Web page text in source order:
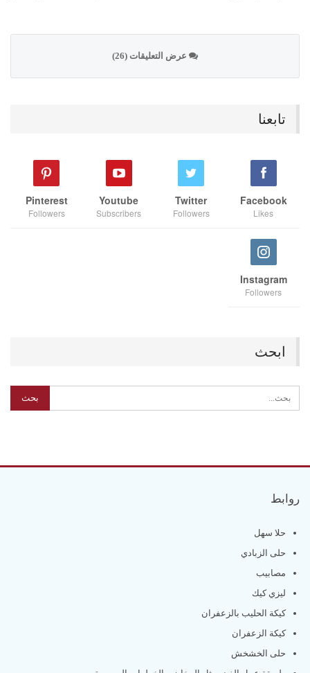
عرض التعليقات (26)
تابعنا
Facebook
Likes
Twitter
Followers
Youtube
Subscribers
Pinterest
Followers
Instagram
Followers
ابحث
روابط
حلا سهل
حلى الزبادي
مصابيب
ليزي كيك
كيكة الحليب بالزعفران
كيكة الزعفران
حلى الخشخش